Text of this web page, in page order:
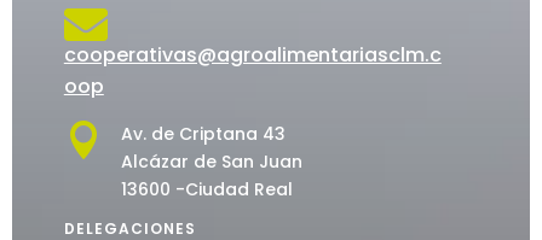

cooperativas@agroalimentariasclm.c
oop

Av. de Criptana 43
Alcázar de San Juan
13600 -Ciudad Real
DELEGACIONES